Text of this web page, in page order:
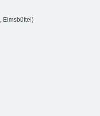
Eimsbüttel)